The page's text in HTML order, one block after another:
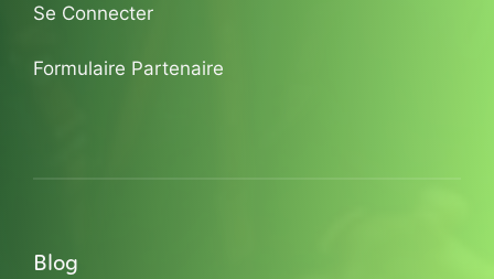
Se Connecter
Formulaire Partenaire
Blog